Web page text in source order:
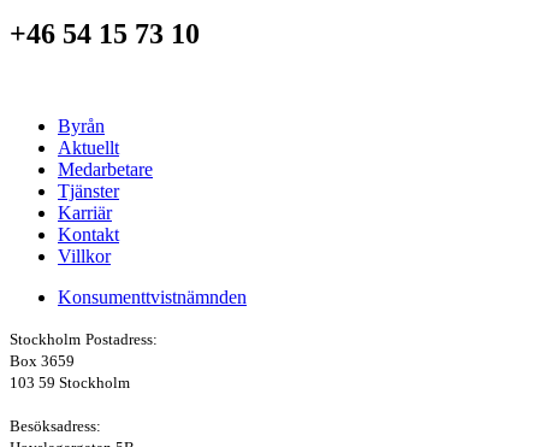
+46 54 15 73 10
Byrån
Aktuellt
Medarbetare
Tjänster
Karriär
Kontakt
Villkor
Konsumenttvistnämnden
Stockholm Postadress:
Box 3659
103 59 Stockholm
Besöksadress: